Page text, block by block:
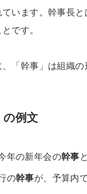
ています。幹事長
です。
、「幹事」は組織
の例文
年の新年会の幹事
の幹事が、予算内